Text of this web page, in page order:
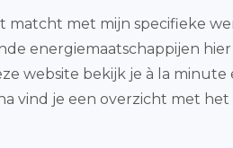
met mijn specifieke
energiemaatschappijen
website bekijk je à la
vind je een overzicht met